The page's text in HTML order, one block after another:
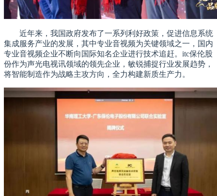
近年来，我国政府发布了一系列利好政策，促进信息系统
集成服务产业的发展，其中专业音视频为关键领域之一，国内
专业音视频企业不断向国际知名企业进行技术追赶。itc保伦股
份作为声光电视讯领域的领先企业，敏锐捕捉行业发展趋势，
将智能制造作为战略主攻方向，全力构建新质生产力。